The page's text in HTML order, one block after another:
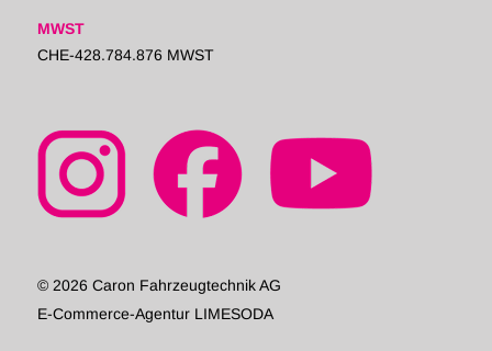
MWST
CHE-428.784.876 MWST
© 2026 Caron Fahrzeugtechnik AG
E-Commerce-Agentur LIMESODA